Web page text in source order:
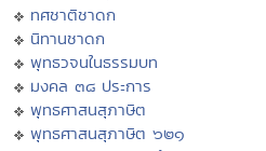
ทศชาติชาดก
นิทานชาดก
พุทธวจนในธรรมบท
มงคล ๓๘ ประการ
พุทธศาสนสุภาษิต
พุทธศาสนสุภาษิต ๖๒๑